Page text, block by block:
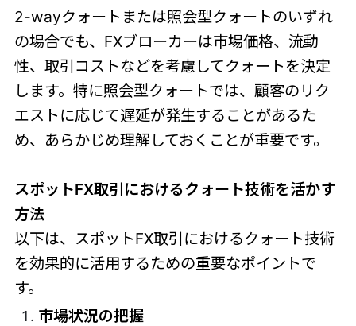
2-wayクォートまたは照会型クォートのいずれ
の場合でも、FXブローカーは市場価格、流動
性、取引コストなどを考慮してクォートを決定
します。特に照会型クォートでは、顧客のリク
エストに応じて遅延が発生することがあるた
め、あらかじめ理解しておくことが重要です。
スポットFX取引におけるクォート技術を活かす
方法
以下は、スポットFX取引におけるクォート技術
を効果的に活用するための重要なポイントで
す。
市場状況の把握